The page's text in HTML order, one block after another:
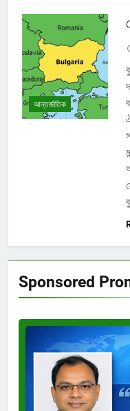
আন্তর্জাতিক
Sponsored